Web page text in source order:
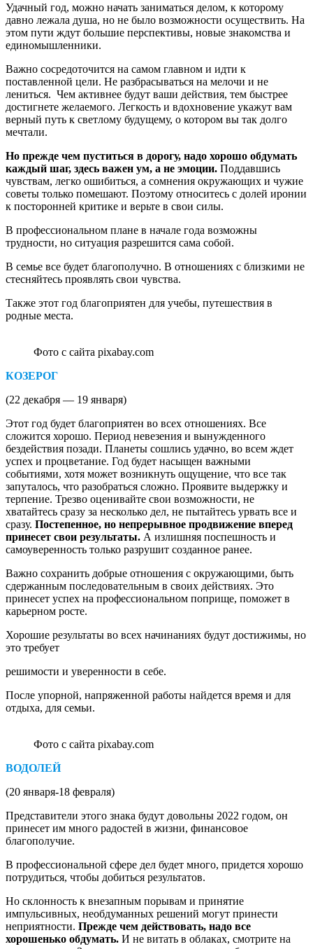
Удачный год, можно начать заниматься делом, к которому
давно лежала душа, но не было возможности осуществить. На
этом пути ждут большие перспективы, новые знакомства и
единомышленники.
Важно сосредоточится на самом главном и идти к
поставленной цели. Не разбрасываться на мелочи и не
лениться. Чем активнее будут ваши действия, тем быстрее
достигнете желаемого. Легкость и вдохновение укажут вам
верный путь к светлому будущему, о котором вы так долго
мечтали.
Но прежде чем пуститься в дорогу, надо хорошо обдумать
каждый шаг, здесь важен ум, а не эмоции. Поддавшись
чувствам, легко ошибиться, а сомнения окружающих и чужие
советы только помешают. Поэтому относитесь с долей иронии
к посторонней критике и верьте в свои силы.
В профессиональном плане в начале года возможны
трудности, но ситуация разрешится сама собой.
В семье все будет благополучно. В отношениях с близкими не
стесняйтесь проявлять свои чувства.
Также этот год благоприятен для учебы, путешествия в
родные места.
Фото с сайта pixabay.com
КОЗЕРОГ
(22 декабря — 19 января)
Этот год будет благоприятен во всех отношениях. Все
сложится хорошо. Период невезения и вынужденного
бездействия позади. Планеты сошлись удачно, во всем ждет
успех и процветание. Год будет насыщен важными
событиями, хотя может возникнуть ощущение, что все так
запуталось, что разобраться сложно. Проявите выдержку и
терпение. Трезво оценивайте свои возможности, не
хватайтесь сразу за несколько дел, не пытайтесь урвать все и
сразу. Постепенное, но непрерывное продвижение вперед
принесет свои результаты. А излишняя поспешность и
самоуверенность только разрушит созданное ранее.
Важно сохранить добрые отношения с окружающими, быть
сдержанным последовательным в своих действиях. Это
принесет успех на профессиональном поприще, поможет в
карьерном росте.
Хорошие результаты во всех начинаниях будут достижимы, но
это требует
решимости и уверенности в себе.
После упорной, напряженной работы найдется время и для
отдыха, для семьи.
Фото с сайта pixabay.com
ВОДОЛЕЙ
(20 января-18 февраля)
Представители этого знака будут довольны 2022 годом, он
принесет им много радостей в жизни, финансовое
благополучие.
В профессиональной сфере дел будет много, придется хорошо
потрудиться, чтобы добиться результатов.
Но склонность к внезапным порывам и принятие
импульсивных, необдуманных решений могут принести
неприятности. Прежде чем действовать, надо все
хорошенько обдумать. И не витать в облаках, смотрите на